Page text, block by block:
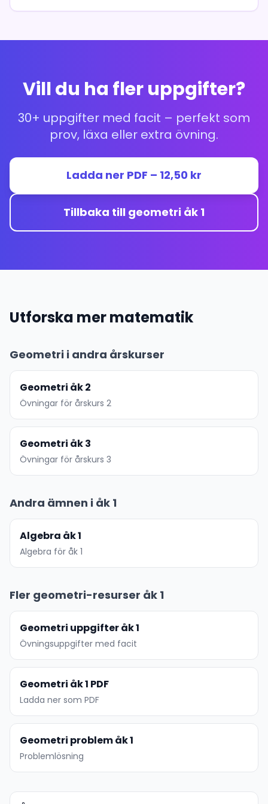
Vill du ha fler uppgifter?
30+ uppgifter med facit – perfekt som
prov, läxa eller extra övning.
Ladda ner PDF – 12,50 kr
Tillbaka till geometri åk 1
Utforska mer matematik
Geometri i andra årskurser
Geometri åk 2
Övningar för årskurs 2
Geometri åk 3
Övningar för årskurs 3
Andra ämnen i åk 1
Algebra åk 1
Algebra för åk 1
Fler geometri-resurser åk 1
Geometri uppgifter åk 1
Övningsuppgifter med facit
Geometri åk 1 PDF
Ladda ner som PDF
Geometri problem åk 1
Problemlösning